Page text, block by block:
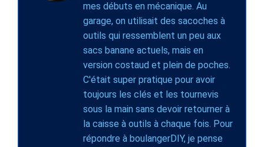
mes débuts en mécanique. Au
garage, on utilisait des sacoches à
outils qui ressemblent un peu aux
sacs banane actuels, mais en
version costaud et plein de poches.
C'était super pratique pour avoir
toujours les clés et les tournevis
sous la main sans devoir retourner à
la caisse à outils à chaque fois. Pour
répondre à boulangerDIY, je pense